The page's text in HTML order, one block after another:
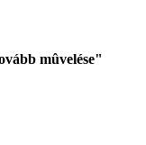
mûvelése"